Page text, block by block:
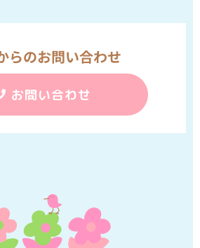
らのお問い合わせ
お問い合わせ